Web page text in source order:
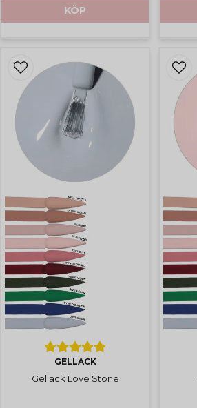
KÖP
GELLACK
Gellack Love Stone